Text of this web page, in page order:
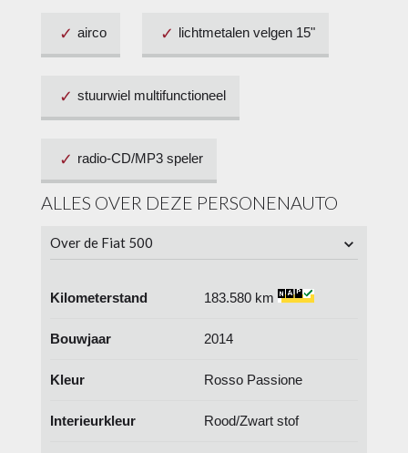
airco lichtmetalen velgen 15"
stuurwiel multifunctioneel
radio-CD/MP3 speler
ALLES OVER DEZE PERSONENAUTO
Over de Fiat 500
Kilometerstand 183.580 km
Bouwjaar 2014
Kleur Rosso Passione
Interieurkleur Rood/Zwart stof